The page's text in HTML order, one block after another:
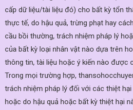
cấp dữ liệu/tài liệu đó) cho bất kỳ tổn
thực tế, do hậu quả, trừng phạt hay
cầu bồi thường, trách nhiệm pháp lý
của bất kỳ loại nhân vật nào dựa trên
thông tin, tài liệu hoặc ý kiến ​​nào được
Trong mọi trường hợp,
trách nhiệm pháp lý đối với các thiệt
hoặc do hậu quả hoặc bất kỳ thiệt hại